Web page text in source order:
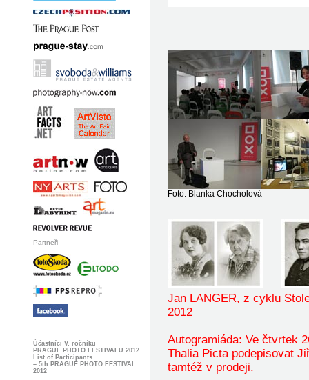
Partneři
Účastníci V. ročníku
PRAGUE PHOTO FESTIVALU 2012
List of Participants
– 5th PRAGUE PHOTO FESTIVAL
2012
Foto: Blanka Chocholová
Jan LANGER, z cyklu
2012
Autogramiáda: Ve čtvrtek
Thalia Picta podepisovat
tamtéž v prodeji.